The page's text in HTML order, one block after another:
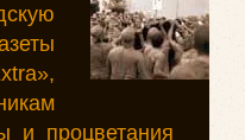
и процветания